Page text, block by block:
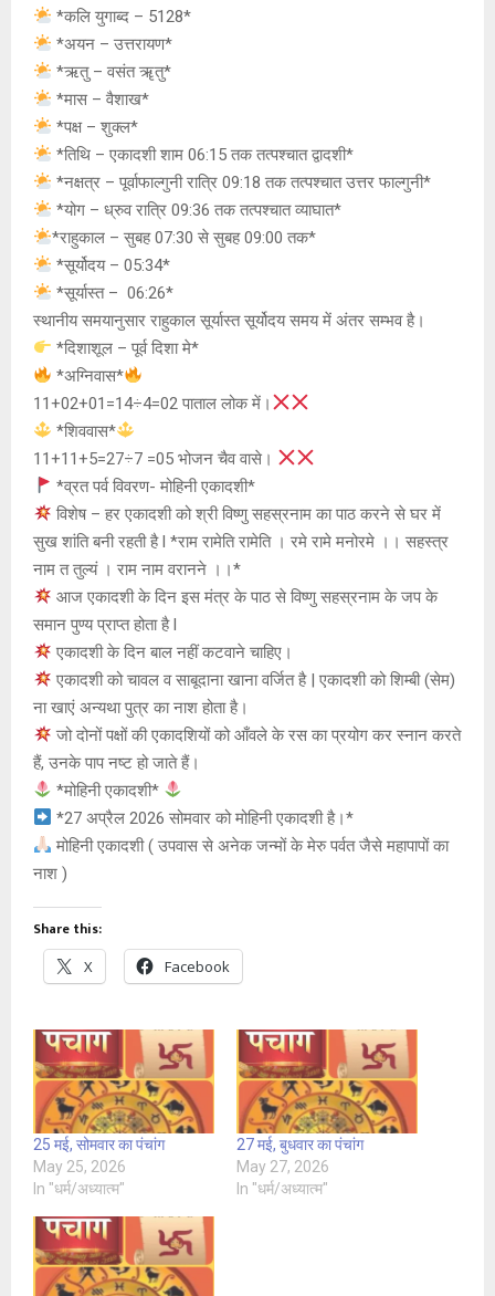
*कलि युगाब्द – 5128*
*अयन – उत्तरायण*
*ऋतु – वसंत ॠतु*
*मास – वैशाख*
*पक्ष – शुक्ल*
*तिथि – एकादशी शाम 06:15 तक तत्पश्चात द्वादशी*
*नक्षत्र – पूर्वाफाल्गुनी रात्रि 09:18 तक तत्पश्चात उत्तर फाल्गुनी*
*योग – ध्रुव रात्रि 09:36 तक तत्पश्चात व्याघात*
*राहुकाल – सुबह 07:30 से सुबह 09:00 तक*
*सूर्योदय – 05:34*
*सूर्यास्त – 06:26*
स्थानीय समयानुसार राहुकाल सूर्यास्त सूर्योदय समय में अंतर सम्भव है।
*दिशाशूल – पूर्व दिशा मे*
*अग्निवास*
11+02+01=14÷4=02 पाताल लोक में।
*शिववास*
11+11+5=27÷7 =05 भोजन चैव वासे।
*व्रत पर्व विवरण- मोहिनी एकादशी*
विशेष – हर एकादशी को श्री विष्णु सहस्रनाम का पाठ करने से घर में
सुख शांति बनी रहती है l *राम रामेति रामेति । रमे रामे मनोरमे ।। सहस्त्र
नाम त तुल्यं । राम नाम वरानने ।।*
आज एकादशी के दिन इस मंत्र के पाठ से विष्णु सहस्रनाम के जप के
समान पुण्य प्राप्त होता है l
एकादशी के दिन बाल नहीं कटवाने चाहिए।
एकादशी को चावल व साबूदाना खाना वर्जित है | एकादशी को शिम्बी (सेम)
ना खाएं अन्यथा पुत्र का नाश होता है।
जो दोनों पक्षों की एकादशियों को आँवले के रस का प्रयोग कर स्नान करते
हैं, उनके पाप नष्ट हो जाते हैं।
*मोहिनी एकादशी*
*27 अप्रैल 2026 सोमवार को मोहिनी एकादशी है।*
मोहिनी एकादशी ( उपवास से अनेक जन्मों के मेरु पर्वत जैसे महापापों का
नाश )
Share this:
X Facebook
25 मई, सोमवार का पंचांग
May 25, 2026
In "धर्म/अध्यात्म"
27 मई, बुधवार का पंचांग
May 27, 2026
In "धर्म/अध्यात्म"